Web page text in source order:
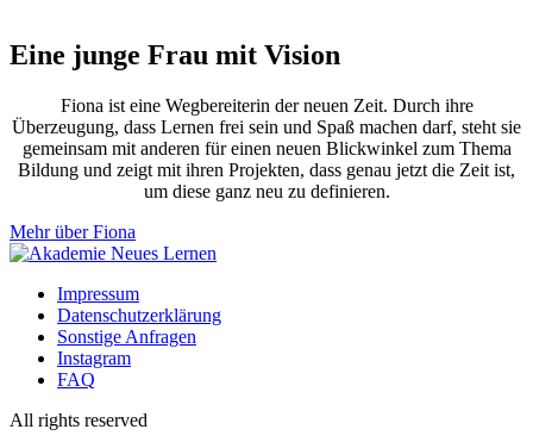
Eine junge Frau mit Vision
Fiona ist eine Wegbereiterin der neuen Zeit. Durch ihre
Überzeugung, dass Lernen frei sein und Spaß machen darf, steht sie
gemeinsam mit anderen für einen neuen Blickwinkel zum Thema
Bildung und zeigt mit ihren Projekten, dass genau jetzt die Zeit ist,
um diese ganz neu zu definieren.
Mehr über Fiona
Impressum
Datenschutzerklärung
Sonstige Anfragen
Instagram
FAQ
All rights reserved